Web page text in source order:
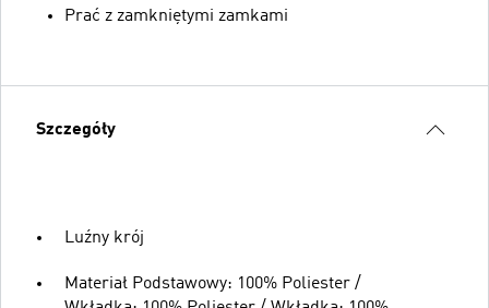
Prać z zamkniętymi zamkami
Szczegóły
Luźny krój
Materiał Podstawowy: 100% Poliester /